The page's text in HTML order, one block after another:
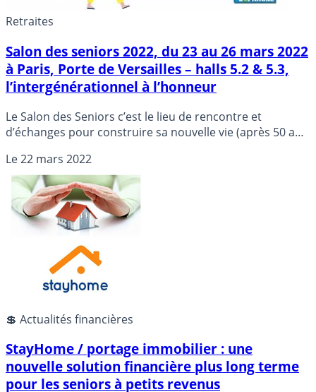
Retraites
Salon des seniors 2022, du 23 au 26 mars 2022
à Paris, Porte de Versailles – halls 5.2 & 5.3,
l’intergénérationnel à l’honneur
Le Salon des Seniors c’est le lieu de rencontre et
d’échanges pour construire sa nouvelle vie (après 50 ans
vos projets et rencontrer les meilleurs experts dans
douze villages thématiques.
Le22 mars 2022
💲 Actualités financières
StayHome / portage immobilier : une
nouvelle solution financière plus long terme
pour les seniors à petits revenus